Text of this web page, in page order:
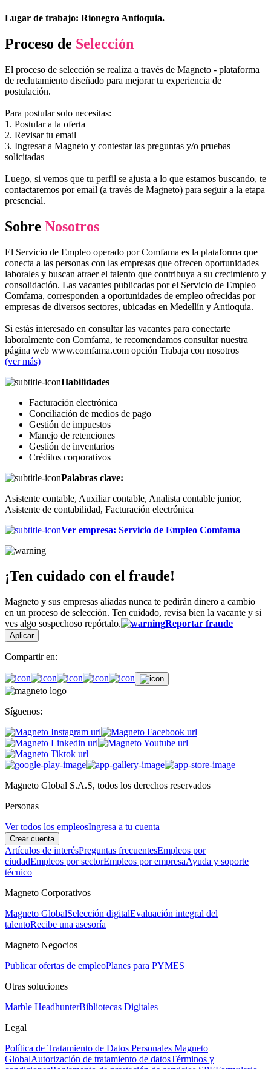
Lugar de trabajo: Rionegro Antioquia.
Proceso de Selección
El proceso de selección se realiza a través de Magneto - plataforma
de reclutamiento diseñado para mejorar tu experiencia de
postulación.
Para postular solo necesitas:
1. Postular a la oferta
2. Revisar tu email
3. Ingresar a Magneto y contestar las preguntas y/o pruebas
solicitadas
Luego, si vemos que tu perfil se ajusta a lo que estamos buscando, te
contactaremos por email (a través de Magneto) para seguir a la etapa
presencial.
Sobre Nosotros
El Servicio de Empleo operado por Comfama es la plataforma que
conecta a las personas con las empresas que ofrecen oportunidades
laborales y buscan atraer el talento que contribuya a su crecimiento y
consolidación. Las vacantes publicadas por el Servicio de Empleo
Comfama, corresponden a oportunidades de empleo ofrecidas por
empresas de diversos sectores, ubicadas en Medellín y Antioquia.
Si estás interesado en consultar las vacantes para conectarte
laboralmente con Comfama, te recomendamos consultar nuestra
página web www.comfama.com opción Trabaja con nosotros
(ver más)
Habilidades
Facturación electrónica
Conciliación de medios de pago
Gestión de impuestos
Manejo de retenciones
Gestión de inventarios
Créditos corporativos
Palabras clave:
Asistente contable, Auxiliar contable, Analista contable junior,
Asistente de contabilidad, Facturación electrónica
Ver empresa: Servicio de Empleo Comfama
¡Ten cuidado con el fraude!
Magneto y sus empresas aliadas nunca te pedirán dinero a cambio
en un proceso de selección. Ten cuidado, revisa bien la vacante y si
ves algo sospechoso repórtalo.
Reportar fraude
Aplicar
Compartir en:
Síguenos:
Magneto Global S.A.S, todos los derechos reservados
Personas
Ver todos los empleosIngresa a tu cuenta
Crear cuenta
Artículos de interésPreguntas frecuentesEmpleos por
ciudadEmpleos por sectorEmpleos por empresaAyuda y soporte
técnico
Magneto Corporativos
Magneto GlobalSelección digitalEvaluación integral del
talentoRecibe una asesoría
Magneto Negocios
Publicar ofertas de empleoPlanes para PYMES
Otras soluciones
Marble HeadhunterBibliotecas Digitales
Legal
Política de Tratamiento de Datos Personales Magneto
GlobalAutorización de tratamiento de datosTérminos y